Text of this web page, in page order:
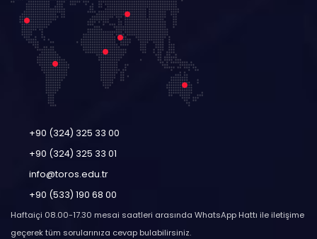
+90 (324) 325 33 00
+90 (324) 325 33 01
info@toros.edu.tr
+90 (533) 190 68 00
Haftaiçi 08.00-17.30 mesai saatleri arasında WhatsApp Hattı ile iletişime
geçerek tüm sorularınıza cevap bulabilirsiniz.